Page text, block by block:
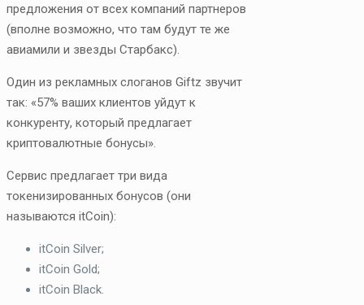
предложения от всех компаний партнеров
(вполне возможно, что там будут те же
авиамили и звезды Старбакс).
Один из рекламных слоганов Giftz звучит
так: «57% ваших клиентов уйдут к
конкуренту, который предлагает
криптовалютные бонусы».
Сервис предлагает три вида
токенизированных бонусов (они
называются itCoin):
itCoin Silver;
itCoin Gold;
itCoin Black.